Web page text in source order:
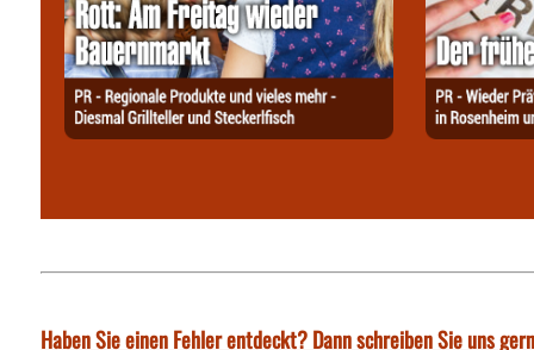
Haben Sie einen Fehler entdeckt? Dann schreiben Sie uns